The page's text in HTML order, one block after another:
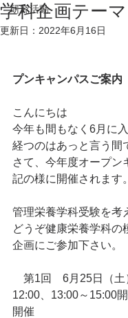
研究活動
学科企画テーマ
更新日： 2022年6月16日
2022年
プンキャンパスご案内
こんにちは
今年も間もなく6月に
経つのはあっと言う間
さて、今年度オープン
記の様に開催されます。
管理栄養学科受験を考
どうぞ健康栄養学科の
企画にご参加下さい。
第1回　6月25日（土
12:00、13:00～15:00
開催